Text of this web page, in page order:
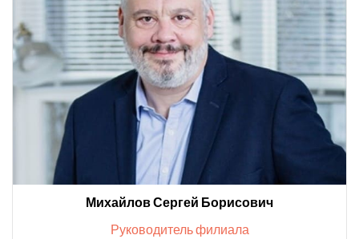
Михайлов Сергей Борисович
Руководитель филиала